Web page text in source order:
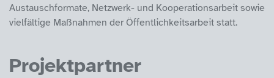
Austauschformate, Netzwerk- und Kooperationsarbeit sowie
vielfältige Maßnahmen der Öffentlichkeitsarbeit statt.
Projektpartner